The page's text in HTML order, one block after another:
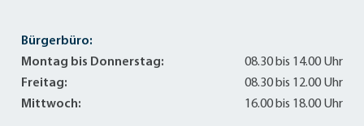
Bürgerbüro:
Montag bis Donnerstag:
08.30 bis 14.00 Uhr
Freitag:
08.30 bis 12.00 Uhr
Mittwoch:
16.00 bis 18.00 Uhr